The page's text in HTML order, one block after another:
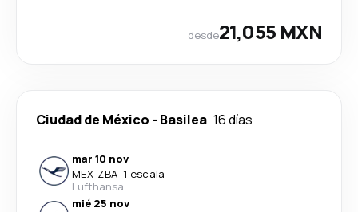
desde21,055 MXN
Ciudad de México - Basilea 16 días
mar 10 nov
MEX-ZBA· 1 escala
Lufthansa
mié 25 nov